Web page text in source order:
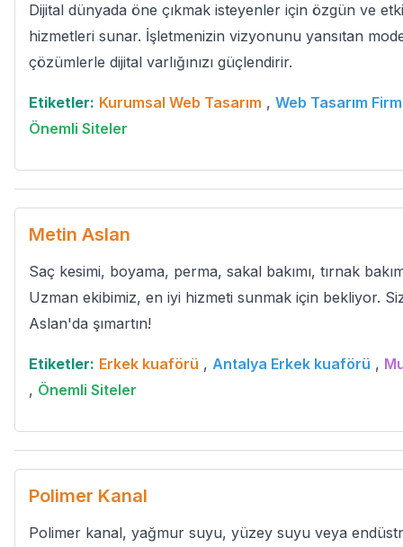
Dijital dünyada öne çıkmak isteyenler için özgün ve
hizmetleri sunar. İşletmenizin vizyonunu yansıtan
çözümlerle dijital varlığınızı güçlendirir.
Etiketler: Kurumsal Web Tasarım , Web Tasarım
Önemli Siteler
Metin Aslan
Saç kesimi, boyama, perma, sakal bakımı, tırnak
Uzman ekibimiz, en iyi hizmeti sunmak için bekliyor.
Aslan'da şımartın!
Etiketler: Erkek kuaförü , Antalya Erkek kuaförü ,
, Önemli Siteler
Polimer Kanal
Polimer kanal, yağmur suyu, yüzey suyu veya